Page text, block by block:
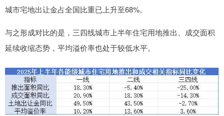
城市宅地出让金占全国比重已上升至68%。
与之形成对比的是，三四线城市上半年住宅用地推出、成交面积
延续收缩态势，平均溢价率也处于较低水平。